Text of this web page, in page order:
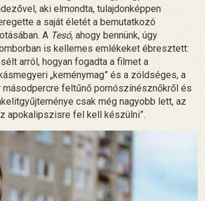
aki elmondta, tulajdonképpen
a saját életét a bemutatkozó
A Tesó, ahogy bennünk, úgy
is kellemes emlékeket ébresztett:
arról, hogyan fogadta a filmet a
„keménymag” és a zöldséges, a
másodpercre feltűnő pornószínésznőkről és
csak még nagyobb lett, az
apokalipszisre fel kell készülni”.